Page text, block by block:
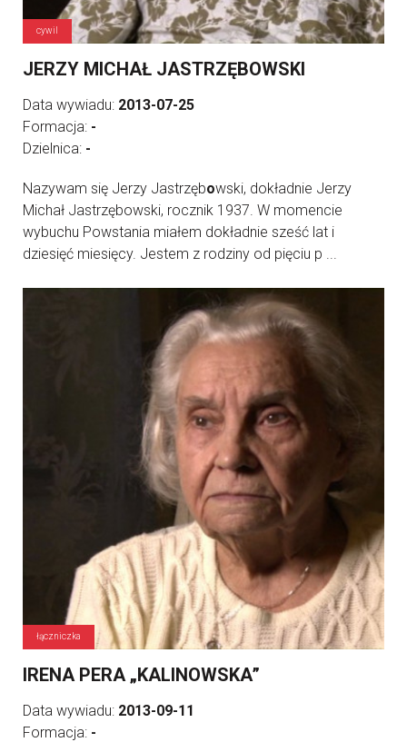
cywil
JERZY MICHAŁ JASTRZĘBOWSKI
Data wywiadu: 2013-07-25
Formacja: -
Dzielnica: -
Nazywam się Jerzy Jastrzębowski, dokładnie Jerzy
Michał Jastrzębowski, rocznik 1937. W momencie
wybuchu Powstania miałem dokładnie sześć lat i
dziesięć miesięcy. Jestem z rodziny od pięciu p ...
łączniczka
IRENA PERA „KALINOWSKA”
Data wywiadu: 2013-09-11
Formacja: -